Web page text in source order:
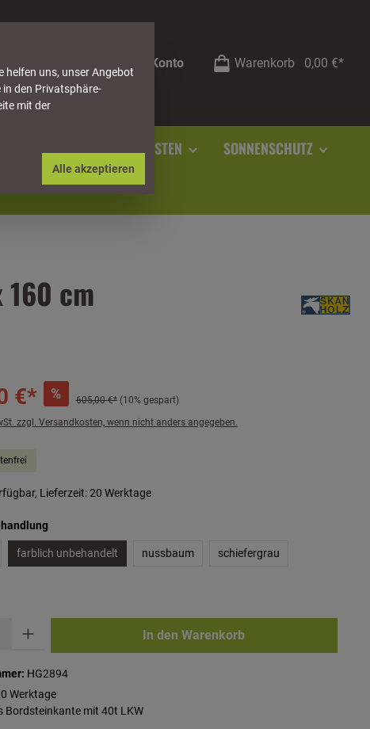
Mein Konto Warenkorb 0,00 €*
SOCKELLEISTEN SONNENSCHUTZ
cm
€* % 605,00 €* (10% gespart)
zzgl. Versandkosten, wenn nicht anders angegeben.
Lieferzeit: 20 Werktage
auswählen
farblich unbehandelt nussbaum schiefergrau
In den Warenkorb
HG2894
Werktage
Bordsteinkante mit 40t LKW
helfen uns, unser Angebot
in den Privatsphäre-
mit der
Alle akzeptieren